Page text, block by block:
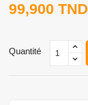
99,900 TND
Quantité